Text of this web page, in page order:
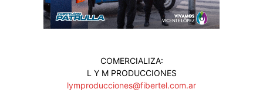
COMERCIALIZA:
L Y M PRODUCCIONES
lymproducciones@fibertel.com.ar